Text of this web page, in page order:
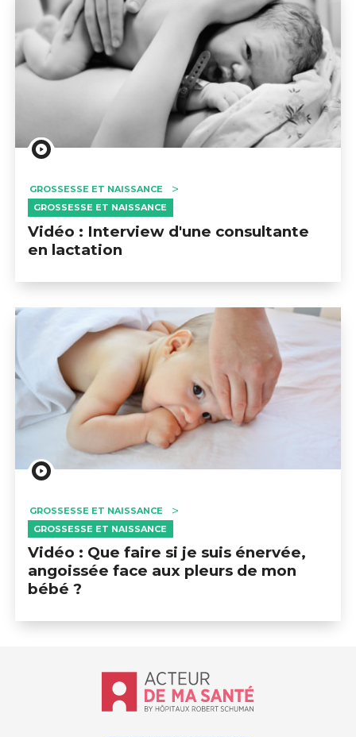
GROSSESSE ET NAISSANCE
GROSSESSE ET NAISSANCE
Vidéo : Interview d'une consultante
en lactation
GROSSESSE ET NAISSANCE
GROSSESSE ET NAISSANCE
Vidéo : Que faire si je suis énervée,
angoissée face aux pleurs de mon
bébé ?
Accueil - Acteur de ma santé, by